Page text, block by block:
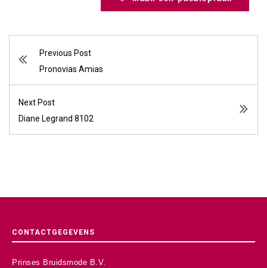
Previous Post
Pronovias Amias
Next Post
Diane Legrand 8102
CONTACTGEGEVENS
Prinses Bruidsmode B.V.